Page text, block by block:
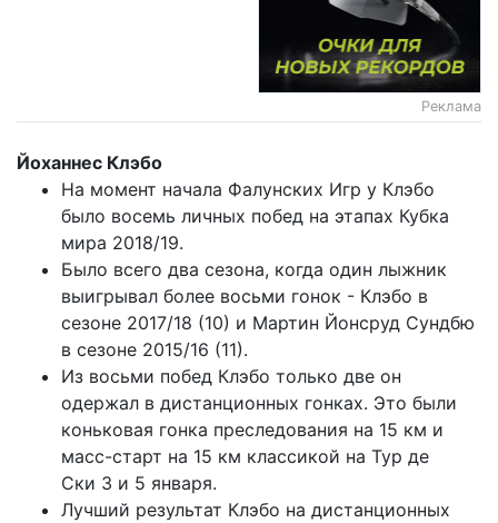
Реклама
Йоханнес Клэбо
На момент начала Фалунских Игр у Клэбо
было восемь личных побед на этапах Кубка
мира 2018/19.
Было всего два сезона, когда один лыжник
выигрывал более восьми гонок - Клэбо в
сезоне 2017/18 (10) и Мартин Йонсруд Сундбю
в сезоне 2015/16 (11).
Из восьми побед Клэбо только две он
одержал в дистанционных гонках. Это были
коньковая гонка преследования на 15 км и
масс-старт на 15 км классикой на Тур де
Ски 3 и 5 января.
Лучший результат Клэбо на дистанционных